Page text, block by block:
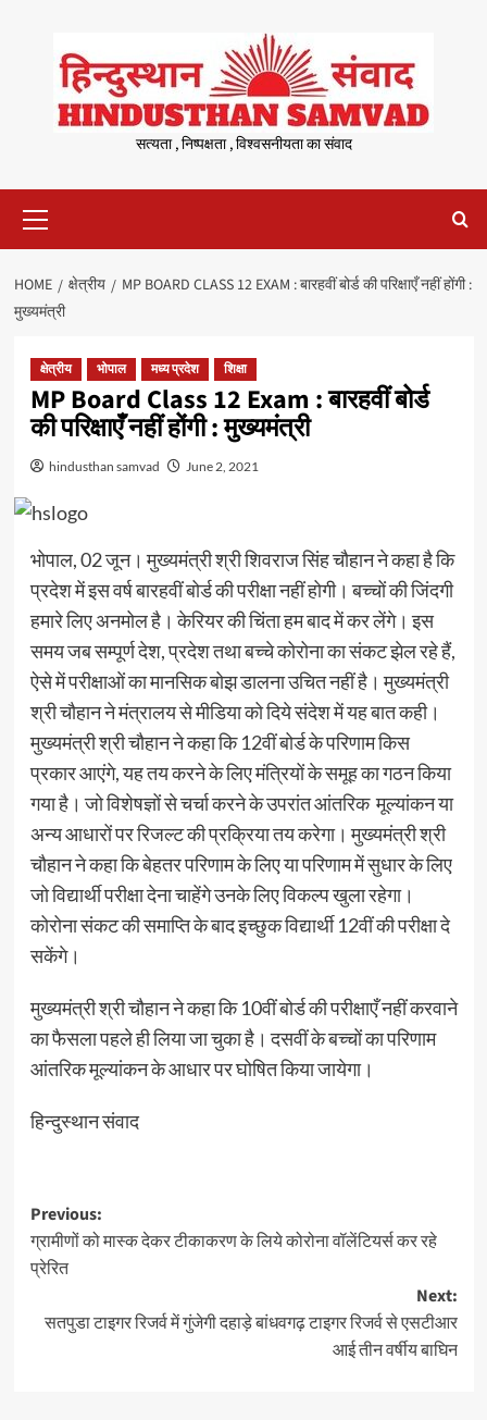
content
सत्यता , निष्पक्षता , विश्वसनीयता का संवाद
Menu
HOME क्षेत्रीय
MP BOARD CLASS 12 EXAM : बारहवीं बोर्ड की परिक्षाएँ नहीं होंगी :
मुख्यमंत्री
क्षेत्रीय भोपाल मध्य प्रदेश शिक्षा
MP Board Class 12 Exam : बारहवीं बोर्ड
की परिक्षाएँ नहीं होंगी : मुख्यमंत्री
hindusthan samvad June 2, 2021
भोपाल, 02 जून। मुख्यमंत्री श्री शिवराज सिंह चौहान ने कहा है कि
प्रदेश में इस वर्ष बारहवीं बोर्ड की परीक्षा नहीं होगी। बच्चों की जिंदगी
हमारे लिए अनमोल है। केरियर की चिंता हम बाद में कर लेंगे। इस
समय जब सम्पूर्ण देश, प्रदेश तथा बच्चे कोरोना का संकट झेल रहे हैं,
ऐसे में परीक्षाओं का मानसिक बोझ डालना उचित नहीं है। मुख्यमंत्री
श्री चौहान ने मंत्रालय से मीडिया को दिये संदेश में यह बात कही।
मुख्यमंत्री श्री चौहान ने कहा कि 12वीं बोर्ड के परिणाम किस
प्रकार आएंगे, यह तय करने के लिए मंत्रियों के समूह का गठन किया
गया है। जो विशेषज्ञों से चर्चा करने के उपरांत आंतरिक मूल्यांकन या
अन्य आधारों पर रिजल्ट की प्रक्रिया तय करेगा। मुख्यमंत्री श्री
चौहान ने कहा कि बेहतर परिणाम के लिए या परिणाम में सुधार के लिए
जो विद्यार्थी परीक्षा देना चाहेंगे उनके लिए विकल्प खुला रहेगा।
कोरोना संकट की समाप्ति के बाद इच्छुक विद्यार्थी 12वीं की परीक्षा दे
सकेंगे।
मुख्यमंत्री श्री चौहान ने कहा कि 10वीं बोर्ड की परीक्षाएँ नहीं करवाने
का फैसला पहले ही लिया जा चुका है। दसवीं के बच्चों का परिणाम
आंतरिक मूल्यांकन के आधार पर घोषित किया जायेगा।
हिन्दुस्थान संवाद
Post
navigation
Previous:
ग्रामीणों को मास्क देकर टीकाकरण के लिये कोरोना वॉलेंटियर्स कर रहे
प्रेरित
Next:
सतपुडा टाइगर रिजर्व में गुंजेगी दहाड़े बांधवगढ़ टाइगर रिजर्व से एसटीआर
आई तीन वर्षीय बाघिन